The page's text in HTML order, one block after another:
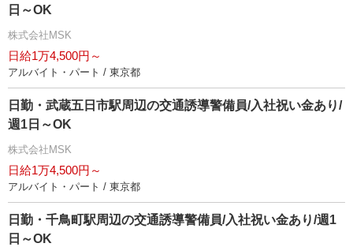
日～OK
株式会社MSK
日給1万4,500円～
アルバイト・パート / 東京都
日勤・武蔵五日市駅周辺の交通誘導警備員/入社祝い金あり/
週1日～OK
株式会社MSK
日給1万4,500円～
アルバイト・パート / 東京都
日勤・千鳥町駅周辺の交通誘導警備員/入社祝い金あり/週1
日～OK